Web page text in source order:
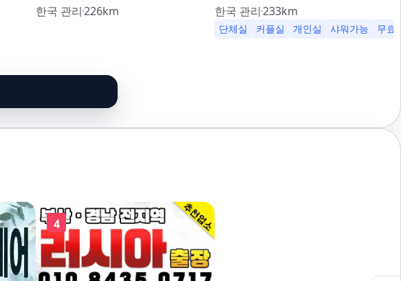
한국 관리226km 한국 관리233km
단체실 커플실 개인실 샤워가능 무료
4